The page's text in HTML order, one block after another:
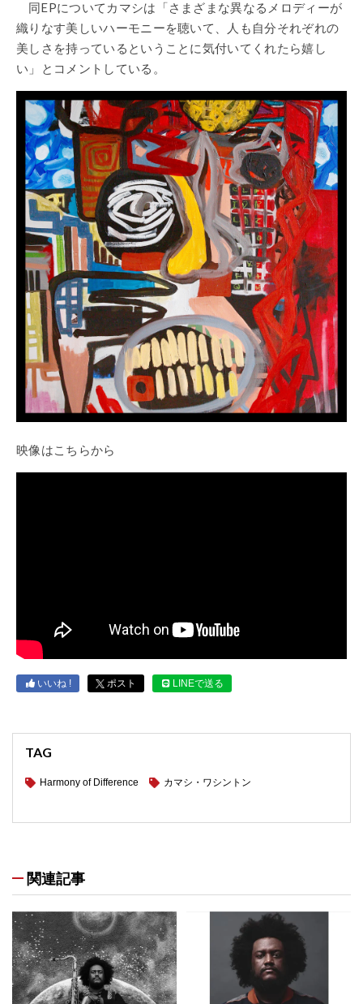
同EPについてカマシは「さまざまな異なるメロディーが
織りなす美しいハーモニーを聴いて、人も自分それぞれの
美しさを持っているということに気付いてくれたら嬉し
い」とコメントしている。
映像はこちらから
いいね ! ポスト LINEで送る
TAG
Harmony of Difference カマシ・ワシントン
関連記事